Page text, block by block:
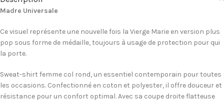
Madre Universale
Ce visuel représente une nouvelle fois la Vierge Marie en version plus
pop sous forme de médaille, toujours à usage de protection pour qui
la porte.
Sweat-shirt femme col rond, un essentiel contemporain pour toutes
les occasions. Confectionné en coton et polyester, il offre douceur et
résistance pour un confort optimal. Avec sa coupe droite flatteuse